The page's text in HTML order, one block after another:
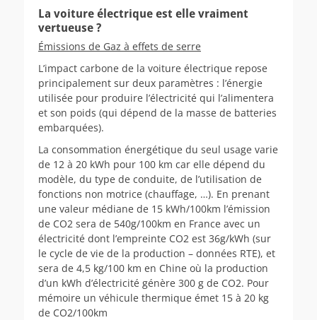
La voiture électrique est elle vraiment
vertueuse ?
Émissions de Gaz à effets de serre
L’impact carbone de la voiture électrique repose
principalement sur deux paramètres : l’énergie
utilisée pour produire l’électricité qui l’alimentera
et son poids (qui dépend de la masse de batteries
embarquées).
La consommation énergétique du seul usage varie
de 12 à 20 kWh pour 100 km car elle dépend du
modèle, du type de conduite, de l’utilisation de
fonctions non motrice (chauffage, …). En prenant
une valeur médiane de 15 kWh/100km l’émission
de CO2 sera de 540g/100km en France avec un
électricité dont l’empreinte CO2 est 36g/kWh (sur
le cycle de vie de la production – données RTE), et
sera de 4,5 kg/100 km en Chine où la production
d’un kWh d’électricité génère 300 g de CO2. Pour
mémoire un véhicule thermique émet 15 à 20 kg
de CO2/100km